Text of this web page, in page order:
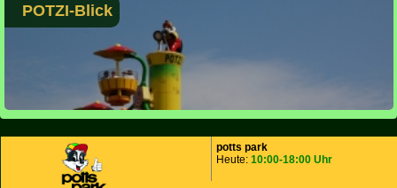
POTZI-Blick
potts park
Heute: 10:00-18:00 Uhr